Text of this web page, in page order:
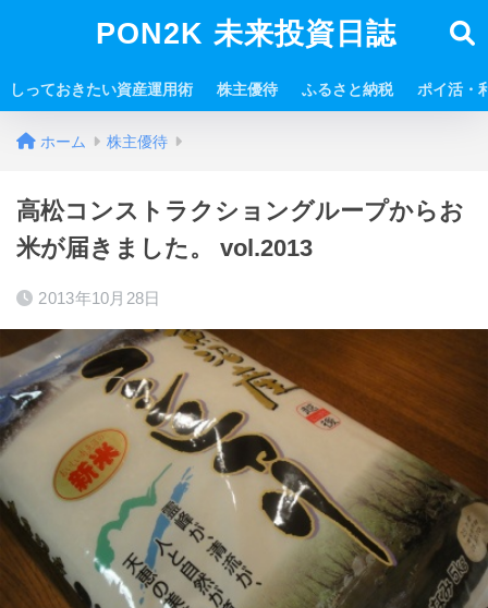
PON2K 未来投資日誌
しっておきたい資産運用術 株主優待 ふるさと納税 ポイ活・
ホーム 株主優待
高松コンストラクショングループからお
米が届きました。 vol.2013
2013年10月28日